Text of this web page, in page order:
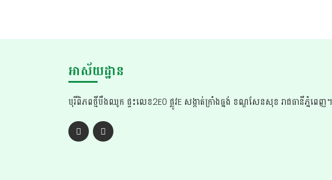
អាស័យដ្ឋាន
បុរីពិភពថ្មីបឹងឈូក ផ្ទះលេខ2E0 ផ្លូវE សង្កាត់ក្រាំងធ្នង់ ខណ្ឌសែនសុខ រាជធានីភ្នំពេញ។